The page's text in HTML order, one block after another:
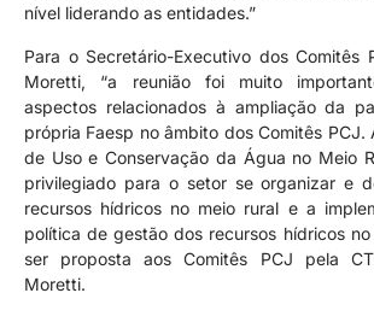
nível liderando as entidades.”
Para o Secretário-Executivo dos Comitês
Moretti, “a reunião foi muito
aspectos relacionados à ampliação da
própria Faesp no âmbito dos Comitês PCJ.
de Uso e Conservação da Água no Meio
privilegiado para o setor se organizar e
recursos hídricos no meio rural e a
política de gestão dos recursos hídricos
ser proposta aos Comitês PCJ pela
Moretti.